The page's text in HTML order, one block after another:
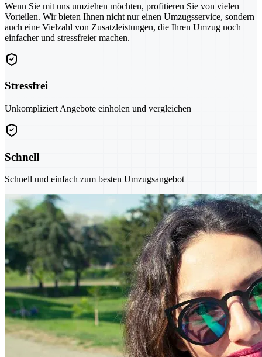
Wenn Sie mit uns umziehen möchten, profitieren Sie von vielen
Vorteilen. Wir bieten Ihnen nicht nur einen Umzugsservice, sondern
auch eine Vielzahl von Zusatzleistungen, die Ihren Umzug noch
einfacher und stressfreier machen.
Stressfrei
Unkompliziert Angebote einholen und vergleichen
Schnell
Schnell und einfach zum besten Umzugsangebot